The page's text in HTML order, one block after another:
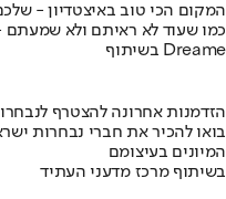
המקום הכי טוב באיצטדיון -
המונדיאל עם מסכי Dreame - כמו שעוד לא ראיתם ולא שמעתם
בשיתוף Dreame
הזדמנות אחרונה להצטרף
בואו להכיר את חברי נבחרות
המיונים בעיצומם
בשיתוף מרכז מדעני העתיד